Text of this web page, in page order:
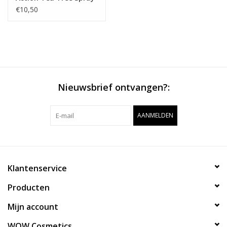
Appel
€10,50
Nieuwsbrief ontvangen?:
AANMELDEN
Klantenservice
Producten
Mijn account